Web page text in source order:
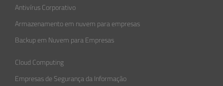
Antivírus Corporativo
Armazenamento em nuvem para empresas
Backup em Nuvem para Empresas
Cloud Computing
Empresas de Segurança da Informação​